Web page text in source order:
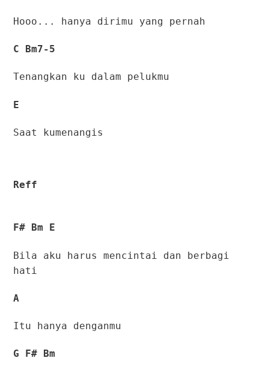
Hooo... hanya dirimu yang pernah
C Bm7-5
Tenangkan ku dalam pelukmu
E
Saat kumenangis
Reff
F# Bm E
Bila aku harus mencintai dan berbagi
hati
A
Itu hanya denganmu
G F# Bm